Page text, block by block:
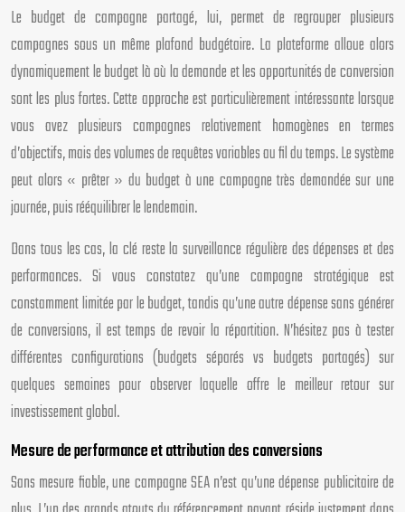
Le budget de campagne partagé, lui, permet de regrouper plusieurs
campagnes sous un même plafond budgétaire. La plateforme alloue alors
dynamiquement le budget là où la demande et les opportunités de conversion
sont les plus fortes. Cette approche est particulièrement intéressante lorsque
vous avez plusieurs campagnes relativement homogènes en termes
d’objectifs, mais des volumes de requêtes variables au fil du temps. Le système
peut alors « prêter » du budget à une campagne très demandée sur une
journée, puis rééquilibrer le lendemain.
Dans tous les cas, la clé reste la surveillance régulière des dépenses et des
performances. Si vous constatez qu’une campagne stratégique est
constamment limitée par le budget, tandis qu’une autre dépense sans générer
de conversions, il est temps de revoir la répartition. N’hésitez pas à tester
différentes configurations (budgets séparés vs budgets partagés) sur
quelques semaines pour observer laquelle offre le meilleur retour sur
investissement global.
Mesure de performance et attribution des conversions
Sans mesure fiable, une campagne SEA n’est qu’une dépense publicitaire de